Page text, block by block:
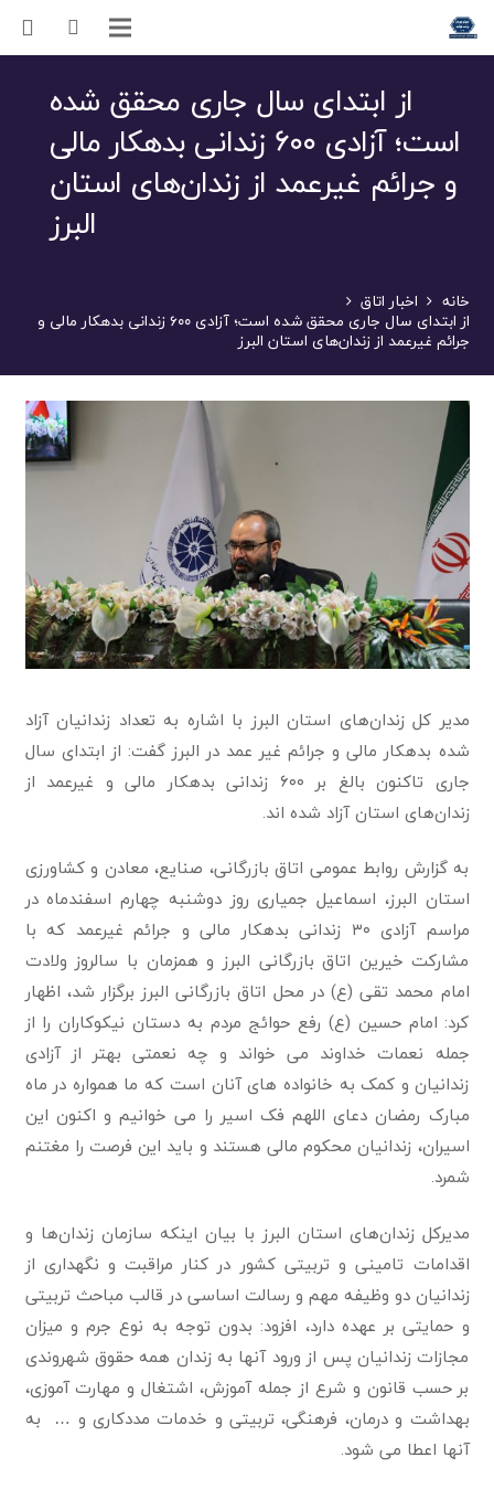
از ابتدای سال جاری محقق شده
است؛ آزادی ۶۰۰ زندانی بدهکار مالی
و جرائم غیرعمد از زندان‌های استان
البرز
خانه اخبار اتاق
از ابتدای سال جاری محقق شده است؛ آزادی ۶۰۰ زندانی بدهکار مالی و
جرائم غیرعمد از زندان‌های استان البرز
مدیر کل زندان‌های استان البرز با اشاره به تعداد زندانیان آزاد
شده بدهکار مالی و جرائم غیر عمد در البرز ‏گفت: از ابتدای سال
جاری تاکنون بالغ بر ۶۰۰ زندانی بدهکار مالی و غیرعمد از
زندان‌های استان آزاد شده اند‎.
به گزارش روابط عمومی اتاق بازرگانی، صنایع، معادن و کشاورزی
استان البرز، اسماعیل جمیاری روز دوشنبه چهارم اسفندماه در
مراسم آزادی ۳۰ زندانی بدهکار مالی و جرائم ‏غیرعمد که با
مشارکت خیرین اتاق بازرگانی البرز و همزمان با سالروز ولادت
امام محمد تقی (ع) در ‏محل اتاق بازرگانی البرز برگزار شد، اظهار
کرد: امام حسین (ع) رفع حوائج مردم به دستان نیکوکاران ‏را از
جمله نعمات خداوند می خواند و چه نعمتی بهتر از آزادی
زندانیان و کمک به خانواده های آنان ‏است که ما همواره در ماه
مبارک رمضان دعای اللهم فک اسیر را می خوانیم و اکنون این
اسیران، ‏زندانیان محکوم مالی هستند و باید این فرصت را مغتنم
شمرد‎.
مدیرکل زندان‌های استان البرز با بیان اینکه سازمان زندان‌ها و
اقدامات تامینی و تربیتی کشور در کنار ‏مراقبت و نگهداری از
زندانیان دو وظیفه مهم و رسالت اساسی در قالب مباحث تربیتی
و حمایتی بر ‏عهده دارد، افزود: بدون توجه به نوع جرم و میزان
مجازات زندانیان پس از ورود آنها به زندان ‏همه حقوق شهروندی
بر حسب قانون و شرع از جمله آموزش، اشتغال و مهارت ‏آموزی،
بهداشت و درمان، فرهنگی، تربیتی و خدمات مددکاری و … به
آنها اعطا می شود‎.